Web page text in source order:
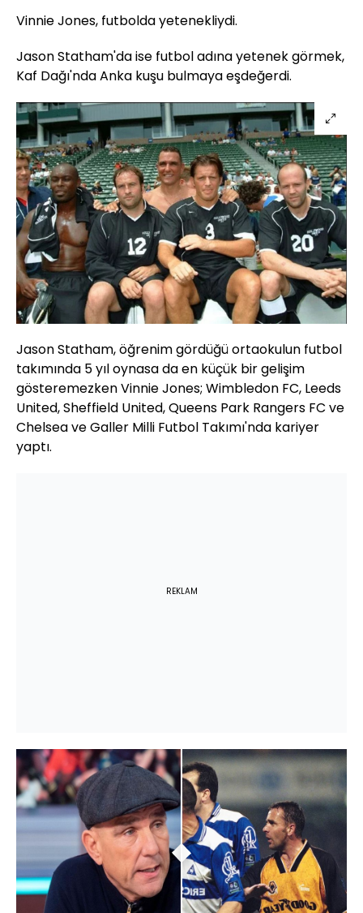
VinnieJones, futbolda yetenekliydi.
JasonStatham'daise futbol adına yetenek görmek,
Kaf Dağı'nda Anka kuşu bulmaya eşdeğerdi.
JasonStatham,öğrenim gördüğü ortaokulun futbol
takımında 5 yıl oynasa da en küçük bir gelişim
gösteremezkenVinnieJones; Wimbledon FC, Leeds
United,Sheffield United,Queens Park Rangers FC ve
ChelseaveGaller Milli Futbol Takımı'nda kariyer
yaptı.
REKLAM